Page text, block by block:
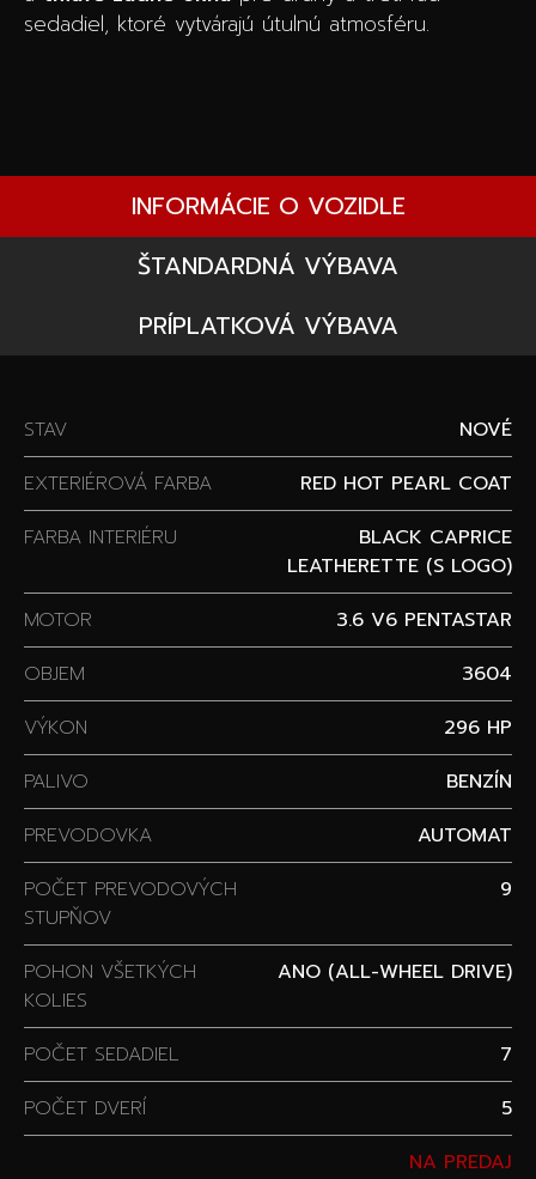
sedadiel, ktoré vytvárajú útulnú atmosféru.
INFORMÁCIE O VOZIDLE
ŠTANDARDNÁ VÝBAVA
PRÍPLATKOVÁ VÝBAVA
STAV
NOVÉ
EXTERIÉROVÁ FARBA
RED HOT PEARL COAT
FARBA INTERIÉRU
BLACK CAPRICE
LEATHERETTE (S LOGO)
MOTOR
3.6 V6 PENTASTAR
OBJEM
3604
VÝKON
296 HP
PALIVO
BENZÍN
PREVODOVKA
AUTOMAT
POČET PREVODOVÝCH
STUPŇOV
9
POHON VŠETKÝCH
KOLIES
ANO (ALL-WHEEL DRIVE)
POČET SEDADIEL
7
POČET DVERÍ
5
NA PREDAJ